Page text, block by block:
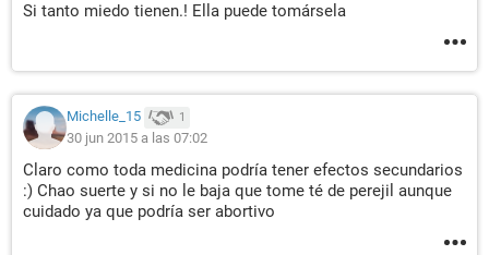
Si tanto miedo tienen.! Ella puede tomársela
Michelle_15 1
30 jun 2015 a las 07:02
Claro como toda medicina podría tener efectos secundarios
:) Chao suerte y si no le baja que tome té de perejil aunque
cuidado ya que podría ser abortivo